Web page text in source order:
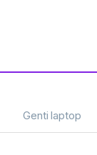
Genti laptop